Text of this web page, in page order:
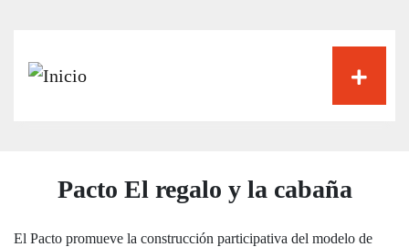
Pacto El regalo y la cabaña
El Pacto promueve la construcción participativa del modelo de